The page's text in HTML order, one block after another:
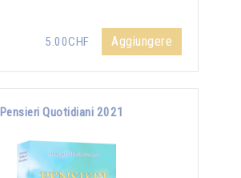
5.00CHF Aggiungere
Pensieri Quotidiani 2021